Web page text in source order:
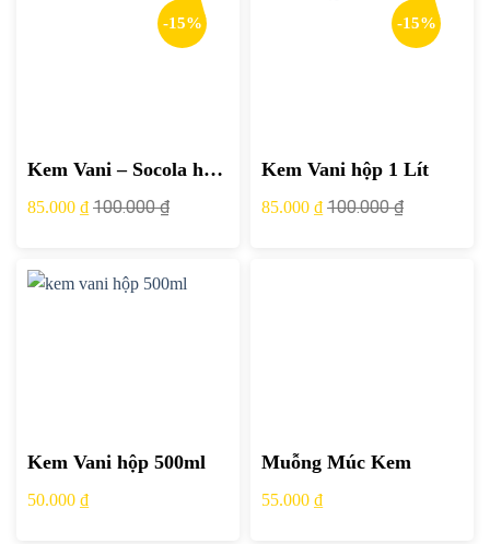
-15%
Kem Vani – Socola hộp
85.000 ₫ 100.000₫
-15%
Kem Vani hộp 1 Lít
85.000 ₫ 100.000₫
Kem Vani hộp 500ml
50.000 ₫
Muỗng Múc Kem
55.000 ₫